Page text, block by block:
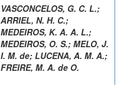
VASCONCELOS, G. C. L.;
ARRIEL, N. H. C.;
MEDEIROS, K. A. A. L.;
MEDEIROS, O. S.; MELO, J.
I. M. de; LUCENA, A. M. A.;
FREIRE, M. A. de O.